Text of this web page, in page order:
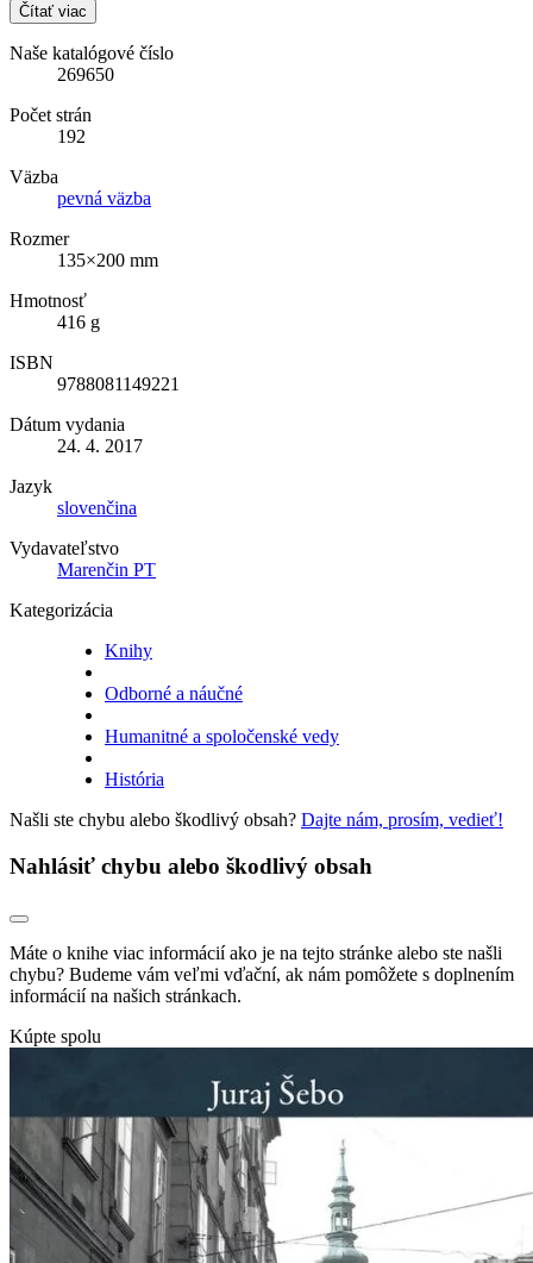
Čítať viac
Naše katalógové číslo
269650
Počet strán
192
Väzba
pevná väzba
Rozmer
135×200 mm
Hmotnosť
416 g
ISBN
9788081149221
Dátum vydania
24. 4. 2017
Jazyk
slovenčina
Vydavateľstvo
Marenčin PT
Kategorizácia
Knihy
Odborné a náučné
Humanitné a spoločenské vedy
História
Našli ste chybu alebo škodlivý obsah? Dajte nám, prosím, vedieť!
Nahlásiť chybu alebo škodlivý obsah
Máte o knihe viac informácií ako je na tejto stránke alebo ste našli
chybu? Budeme vám veľmi vďační, ak nám pomôžete s doplnením
informácií na našich stránkach.
Kúpte spolu